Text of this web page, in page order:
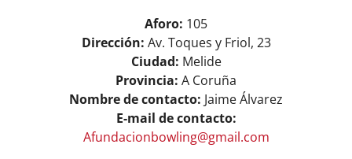
Aforo: 105
Dirección: Av. Toques y Friol, 23
Ciudad: Melide
Provincia: A Coruña
Nombre de contacto: Jaime Álvarez
E-mail de contacto:
Afundacionbowling@gmail.com